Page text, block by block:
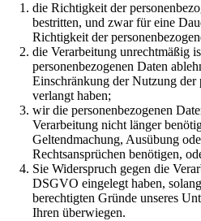
die Richtigkeit der
bestritten, und zwar für eine
Richtigkeit der
die Verarbeitung unrechtmäßig
personenbezogenen Daten
Einschränkung der Nutzung der
verlangt haben;
wir die personenbezogenen
Verarbeitung nicht länger
Geltendmachung, Ausübung
Rechtsansprüchen benötigen,
Sie Widerspruch gegen die
DSGVO eingelegt haben,
berechtigten Gründe unseres
Ihren überwiegen.